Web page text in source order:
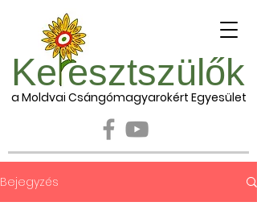
Ke esztszülők
a Moldvai Csángómagyarokért Egyesület
Bejegyzés